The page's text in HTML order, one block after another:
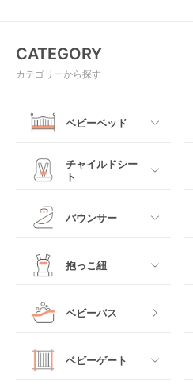
CATEGORY
カテゴリーから探す
ベビーベッド
すべて
レギュラーサイズベビ
ベッドインベッド
クーファン
マットレス・布団
チャイルドシー
ト
すべて
ジュニアシート
チャイルドシートその
他
バウンサー
すべて
ロッキングタイプ
抱っこ紐
すべて
ベビーバス
ベビーゲート